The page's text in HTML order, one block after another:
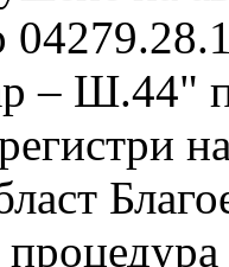
– Ш.44"